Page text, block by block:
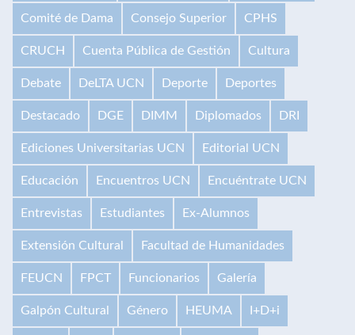
Comité de Dama Consejo Superior CPHS
CRUCH Cuenta Pública de Gestión Cultura
Debate DeLTA UCN Deporte Deportes
Destacado DGE DIMM Diplomados DRI
Ediciones Universitarias UCN Editorial UCN
Educación Encuentros UCN Encuéntrate UCN
Entrevistas Estudiantes Ex-Alumnos
Extensión Cultural Facultad de Humanidades
FEUCN FPCT Funcionarios Galería
Galpón Cultural Género HEUMA I+D+i